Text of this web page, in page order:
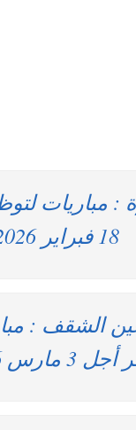
18 فبراير 2026
3 مارس 2026